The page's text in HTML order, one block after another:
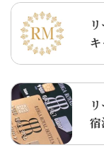
宿